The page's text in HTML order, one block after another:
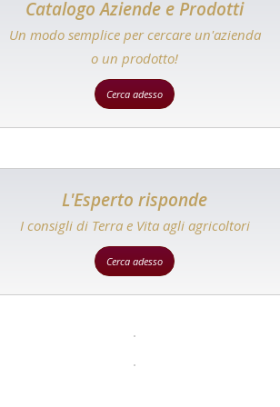
Catalogo Aziende e Prodotti
Un modo semplice per cercare un'azienda
o un prodotto!
Cerca adesso
L'Esperto risponde
I consigli di Terra e Vita agli agricoltori
Cerca adesso